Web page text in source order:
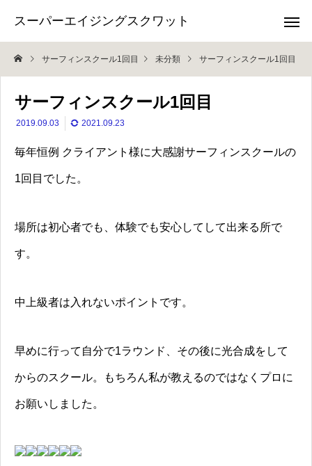
スーパーエイジングスクワット
サーフィンスクール1回目 未分類 サーフィンスクール1回目
サーフィンスクール1回目
2019.09.03 2021.09.23
毎年恒例 クライアント様に大感謝サーフィンスクールの
1回目でした。
場所は初心者でも、体験でも安心してして出来る所で
す。
中上級者は入れないポイントです。
早めに行って自分で1ラウンド、その後に光合成をして
からのスクール。もちろん私が教えるのではなくプロに
お願いしました。